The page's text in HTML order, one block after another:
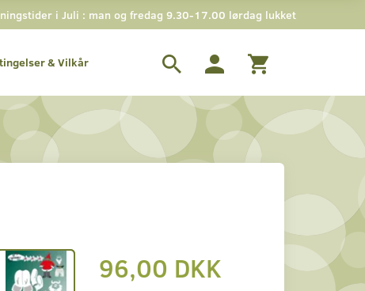
i Juli : man og fredag 9.30-17.00 lørdag lukket
& Vilkår
96,00 DKK